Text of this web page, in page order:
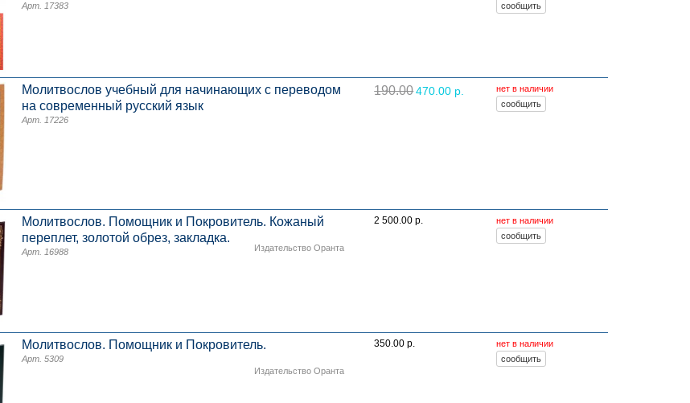
Арт. 17383
Молитвослов учебный для начинающих с переводом
на современный русский язык
Арт. 17226
190.00470.00 р. нет в наличии
Молитвослов. Помощник и Покровитель. Кожаный
переплет, золотой обрез, закладка.
Издательство Оранта
Арт. 16988
2 500.00 р. нет в наличии
Молитвослов. Помощник и Покровитель.
Издательство Оранта
Арт. 5309
350.00 р. нет в наличии